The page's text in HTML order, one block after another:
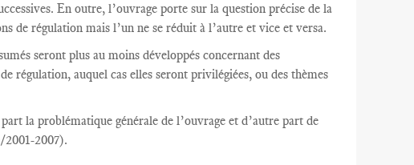
En outre, l’ouvrage porte sur la question précise de la
de régulation mais l’un ne se réduit à l’autre et vice et versa.
seront plus au moins développés concernant des
régulation, auquel cas elles seront privilégiées, ou des thèmes
la problématique générale de l’ouvrage et d’autre part de
2007).